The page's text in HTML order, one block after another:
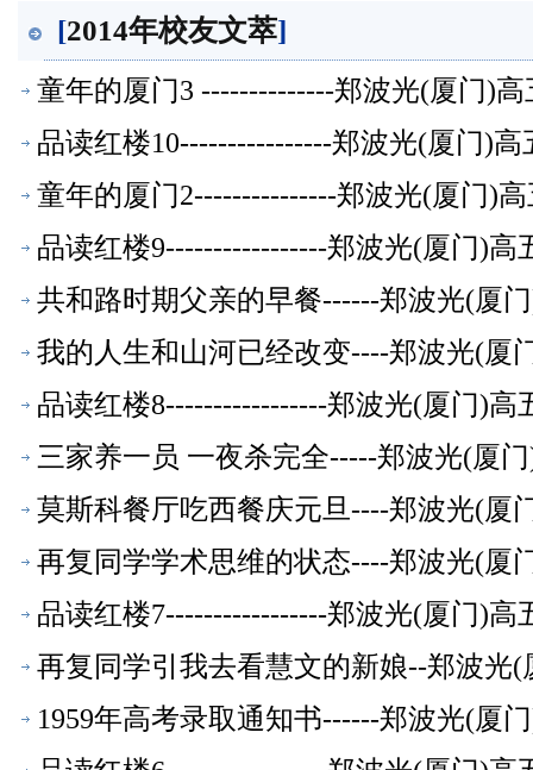
[2014年校友文萃]
童年的厦门3 --------------郑波光(厦门)
品读红楼10----------------郑波光(厦门)
童年的厦门2---------------郑波光(厦门)
品读红楼9-----------------郑波光(厦门)高
共和路时期父亲的早餐------郑波光(厦
我的人生和山河已经改变----郑波光(厦
品读红楼8-----------------郑波光(厦门)高
三家养一员 一夜杀完全-----郑波光(厦
莫斯科餐厅吃西餐庆元旦----郑波光(厦
再复同学学术思维的状态----郑波光(厦
品读红楼7-----------------郑波光(厦门)高
再复同学引我去看慧文的新娘--郑波光
1959年高考录取通知书------郑波光(厦